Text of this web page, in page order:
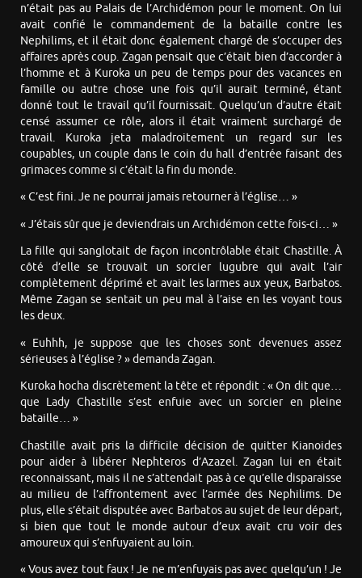
n’était pas au Palais de l’Archidémon pour le moment. On lui
avait confié le commandement de la bataille contre les
Nephilims, et il était donc également chargé de s’occuper des
affaires après coup. Zagan pensait que c’était bien d’accorder à
l’homme et à Kuroka un peu de temps pour des vacances en
famille ou autre chose une fois qu’il aurait terminé, étant
donné tout le travail qu’il fournissait. Quelqu’un d’autre était
censé assumer ce rôle, alors il était vraiment surchargé de
travail. Kuroka jeta maladroitement un regard sur les
coupables, un couple dans le coin du hall d’entrée faisant des
grimaces comme si c’était la fin du monde.
« C’est fini. Je ne pourrai jamais retourner à l’église… »
« J’étais sûr que je deviendrais un Archidémon cette fois-ci… »
La fille qui sanglotait de façon incontrôlable était Chastille. À
côté d’elle se trouvait un sorcier lugubre qui avait l’air
complètement déprimé et avait les larmes aux yeux, Barbatos.
Même Zagan se sentait un peu mal à l’aise en les voyant tous
les deux.
« Euhhh, je suppose que les choses sont devenues assez
sérieuses à l’église ? » demanda Zagan.
Kuroka hocha discrètement la tête et répondit : « On dit que…
que Lady Chastille s’est enfuie avec un sorcier en pleine
bataille… »
Chastille avait pris la difficile décision de quitter Kianoides
pour aider à libérer Nephteros d’Azazel. Zagan lui en était
reconnaissant, mais il ne s’attendait pas à ce qu’elle disparaisse
au milieu de l’affrontement avec l’armée des Nephilims. De
plus, elle s’était disputée avec Barbatos au sujet de leur départ,
si bien que tout le monde autour d’eux avait cru voir des
amoureux qui s’enfuyaient au loin.
« Vous avez tout faux ! Je ne m’enfuyais pas avec quelqu’un ! Je